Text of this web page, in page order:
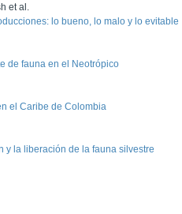
et al.
lo bueno, lo malo y lo evitable
de fauna en el Neotrópico
el Caribe de Colombia
y la liberación de la fauna silvestre